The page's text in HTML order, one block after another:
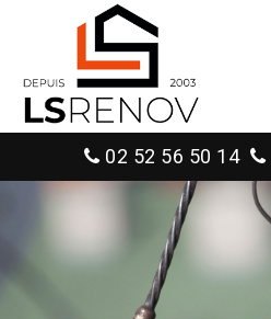
02 52 56 50 14